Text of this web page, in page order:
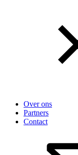
Over ons
Partners
Contact